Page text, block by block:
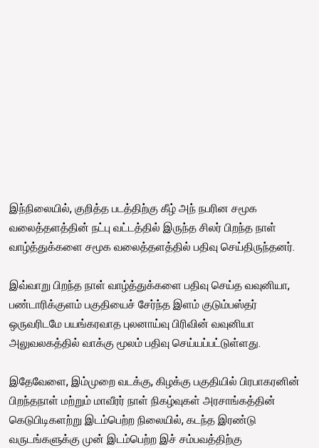
இந்நிலையில், குறித்த படத்திற்கு கீழ் அந் நபரின சமூக
வலைத்தளத்தின் நட்பு வட்டத்தில் இருந்த சிலர் பிறந்த நாள்
வாழ்த்துக்களை சமூக வலைத்தளத்தில் பதிவு செய்திருந்தனர்.
இவ்வாறு பிறந்த நாள் வாழ்த்துக்களை பதிவு செய்த வவுனியா,
பண்டாரிக்குளம் பகுதியைச் சேர்ந்த இளம் குடும்பஸ்தர்
ஒருவரிடமே பயங்கரவாத புலனாய்வு பிரிவின் வவுனியா
அலுவலகத்தில் வாக்கு மூலம் பதிவு செய்யப்பட்டுள்ளது.
இதேவேளை, இம்முறை வடக்கு, கிழக்கு பகுதியில் பிரபாகரனின்
பிறந்தநாள் மற்றும் மாவீரர் நாள் நிகழ்வுகள் அரசாங்கத்தின்
கெடுபிடிகளற்று இடம்பெற்ற நிலையில், கடந்த இரண்டு
வருடங்களுக்கு முன் இடம்பெற்ற இச் சம்பவத்திற்கு